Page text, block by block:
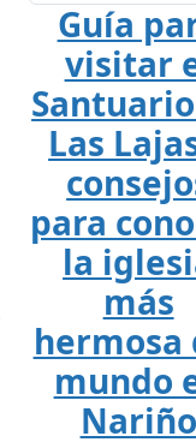
Guía
visitar
Las
para
la
más
hermosa
mundo
Nariño